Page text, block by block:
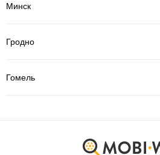
Минск
Гродно
Гомель